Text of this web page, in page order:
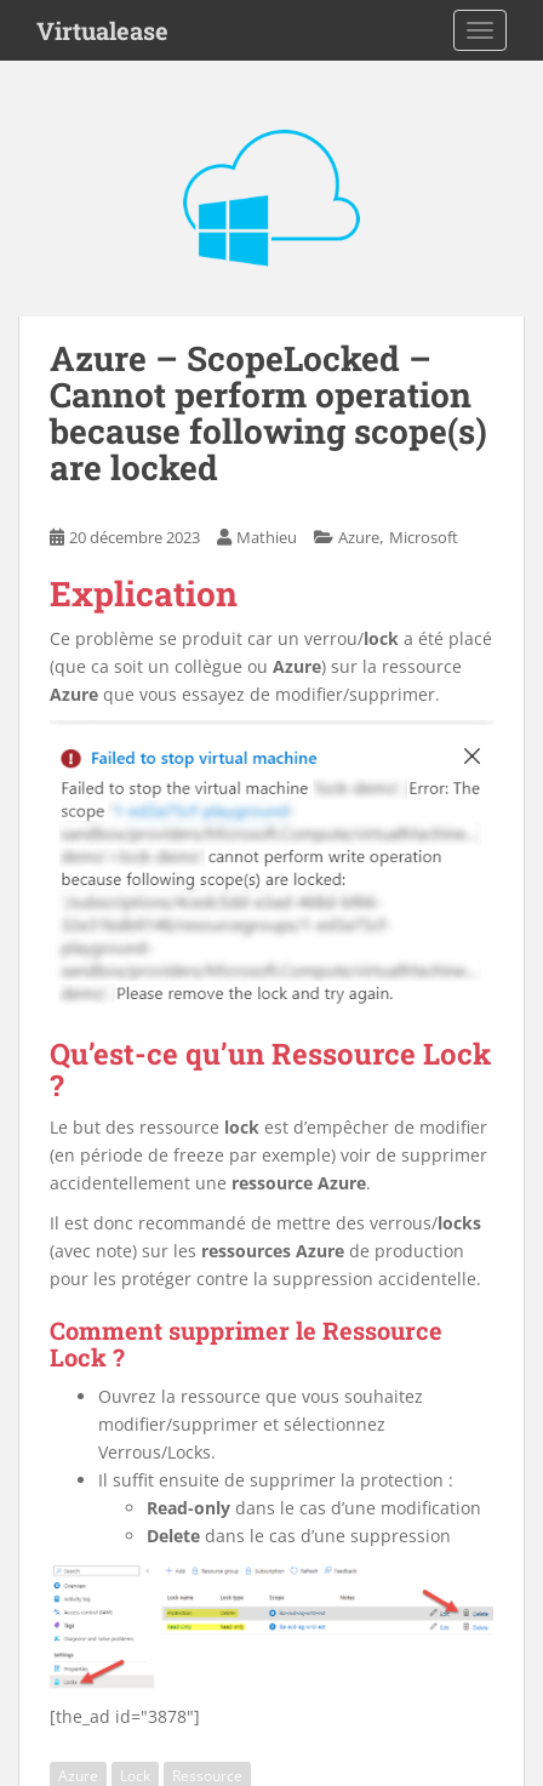
i
Virtualease
Azure – ScopeLocked –
Cannot perform operation
because following scope(s)
are locked
20 décembre 2023 Mathieu Azure, Microsoft
Explication
Ce problème se produit car un verrou/lock a été placé
(que ca soit un collègue ou Azure) sur la ressource
Azure que vous essayez de modifier/supprimer.
Qu’est-ce qu’un Ressource Lock
?
Le but des ressource lock est d’empêcher de modifier
(en période de freeze par exemple) voir de supprimer
accidentellement une ressource Azure.
Il est donc recommandé de mettre des verrous/locks
(avec note) sur les ressources Azure de production
pour les protéger contre la suppression accidentelle.
Comment supprimer le Ressource
Lock ?
Ouvrez la ressource que vous souhaitez
modifier/supprimer et sélectionnez
Verrous/Locks.
Il suffit ensuite de supprimer la protection :
Read-only dans le cas d’une modification
Delete dans le cas d’une suppression
[the_ad id="3878"]
Azure Lock Ressource